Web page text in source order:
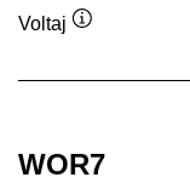
Voltaj
WOR7